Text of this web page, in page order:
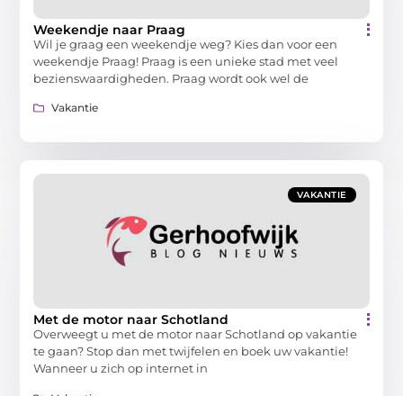
Weekendje naar Praag
Wil je graag een weekendje weg? Kies dan voor een
weekendje Praag! Praag is een unieke stad met veel
bezienswaardigheden. Praag wordt ook wel de
Vakantie
VAKANTIE
Met de motor naar Schotland
Overweegt u met de motor naar Schotland op vakantie
te gaan? Stop dan met twijfelen en boek uw vakantie!
Wanneer u zich op internet in